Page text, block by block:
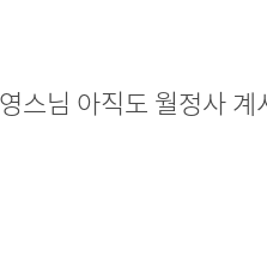
스님 아직도 월정사